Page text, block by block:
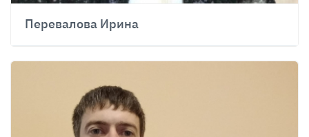
Перевалова Ирина